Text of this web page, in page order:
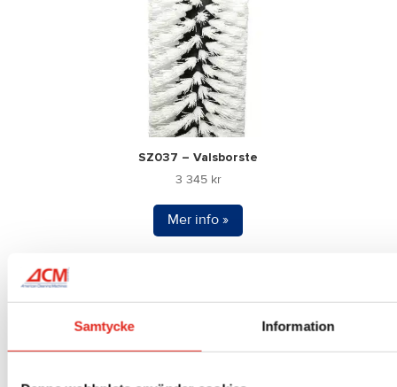
Samtycke Information
SZ037 – Valsborste
3 345 kr
Mer info »